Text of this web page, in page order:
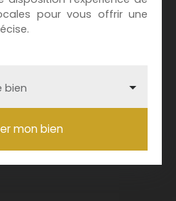
pour vous offrir une
bien
mon bien